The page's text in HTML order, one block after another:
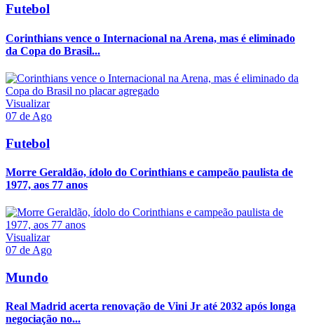
Futebol
Corinthians vence o Internacional na Arena, mas é eliminado
da Copa do Brasil...
Visualizar
07 de Ago
Futebol
Morre Geraldão, ídolo do Corinthians e campeão paulista de
1977, aos 77 anos
Visualizar
07 de Ago
Mundo
Real Madrid acerta renovação de Vini Jr até 2032 após longa
negociação no...